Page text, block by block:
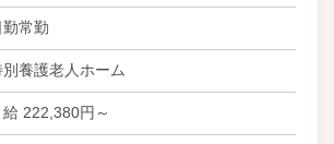
勤常勤
別養護老人ホーム
給 222,380円～